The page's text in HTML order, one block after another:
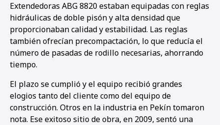
Extendedoras ABG 8820 estaban equipadas con reglas
hidráulicas de doble pisón y alta densidad que
proporcionaban calidad y estabilidad. Las reglas
también ofrecían precompactación, lo que reducía el
número de pasadas de rodillo necesarias, ahorrando
tiempo.
El plazo se cumplió y el equipo recibió grandes
elogios tanto del cliente como del equipo de
construcción. Otros en la industria en Pekín tomaron
nota. Ese exitoso sitio de obra, en 2009, sentó una